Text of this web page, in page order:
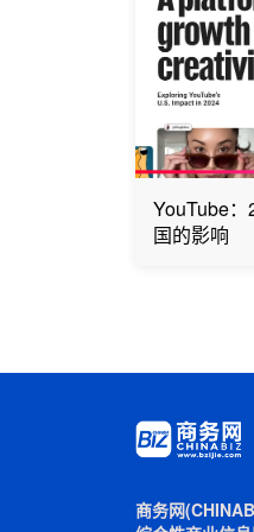
YouTube
国的影响
商务网